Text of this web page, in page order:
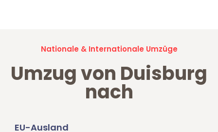
Nationale & Internationale Umzüge
Umzug von Duisburg
nach
EU-Ausland